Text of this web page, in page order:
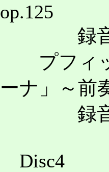
op.125
録音
プフィッ
ーナ」～前
録音
Disc4